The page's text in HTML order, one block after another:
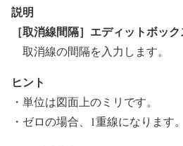
説明
［取消線間隔］エディットボック
取消線の間隔を入力します。
ヒント
・単位は図面上のミリです。
・ゼロの場合、1重線になります。